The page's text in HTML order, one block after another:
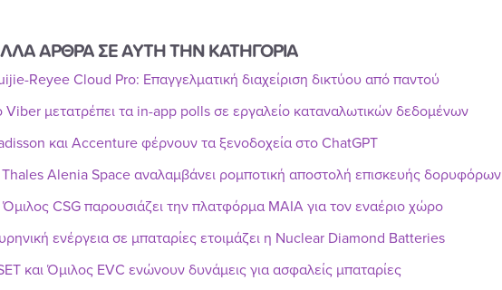
ΑΡΘΡΑ ΣΕ ΑΥΤΗ ΤΗΝ ΚΑΤΗΓΟΡΙΑ
Reyee Cloud Pro: Επαγγελματική διαχείριση δικτύου από παντού
Viber μετατρέπει τα in-app polls σε εργαλείο καταναλωτικών δεδομένων
και Accenture φέρνουν τα ξενοδοχεία στο ChatGPT
Alenia Space αναλαμβάνει ρομποτική αποστολή επισκευής δορυφόρων
CSG παρουσιάζει την πλατφόρμα MAIA για τον εναέριο χώρο
ενέργεια σε μπαταρίες ετοιμάζει η Nuclear Diamond Batteries
και Όμιλος EVC ενώνουν δυνάμεις για ασφαλείς μπαταρίες